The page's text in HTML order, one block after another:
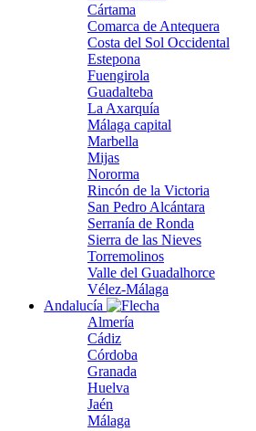
Cártama
Comarca de Antequera
Costa del Sol Occidental
Estepona
Fuengirola
Guadalteba
La Axarquía
Málaga capital
Marbella
Mijas
Nororma
Rincón de la Victoria
San Pedro Alcántara
Serranía de Ronda
Sierra de las Nieves
Torremolinos
Valle del Guadalhorce
Vélez-Málaga
Andalucía
Almería
Cádiz
Córdoba
Granada
Huelva
Jaén
Málaga